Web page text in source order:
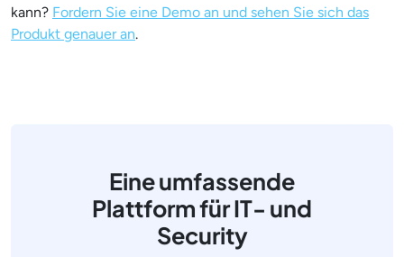
kann? Fordern Sie eine Demo an und sehen Sie sich das
Produkt genauer an.
Eine umfassende
Plattform für IT- und
Security